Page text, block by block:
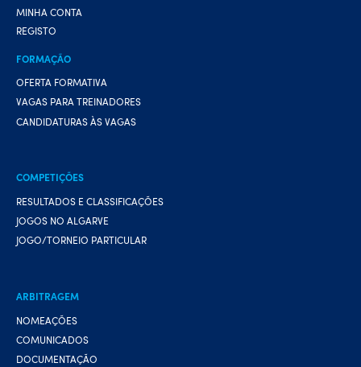
MINHA CONTA
REGISTO
FORMAÇÃO
OFERTA FORMATIVA
VAGAS PARA TREINADORES
CANDIDATURAS ÀS VAGAS
COMPETIÇÕES
RESULTADOS E CLASSIFICAÇÕES
JOGOS NO ALGARVE
JOGO/TORNEIO PARTICULAR
ARBITRAGEM
NOMEAÇÕES
COMUNICADOS
DOCUMENTAÇÃO